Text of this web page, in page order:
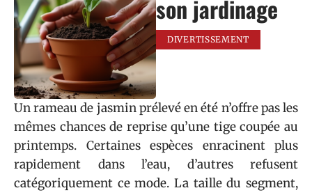
son jardinage
DIVERTISSEMENT
Un rameau de jasmin prélevé en été n’offre pas les
mêmes chances de reprise qu’une tige coupée au
printemps. Certaines espèces enracinent plus
rapidement dans l’eau, d’autres refusent
catégoriquement ce mode. La taille du segment,